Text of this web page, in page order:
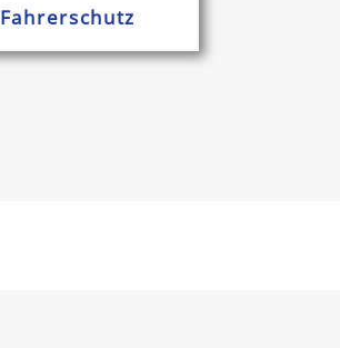
Fahrerschutz